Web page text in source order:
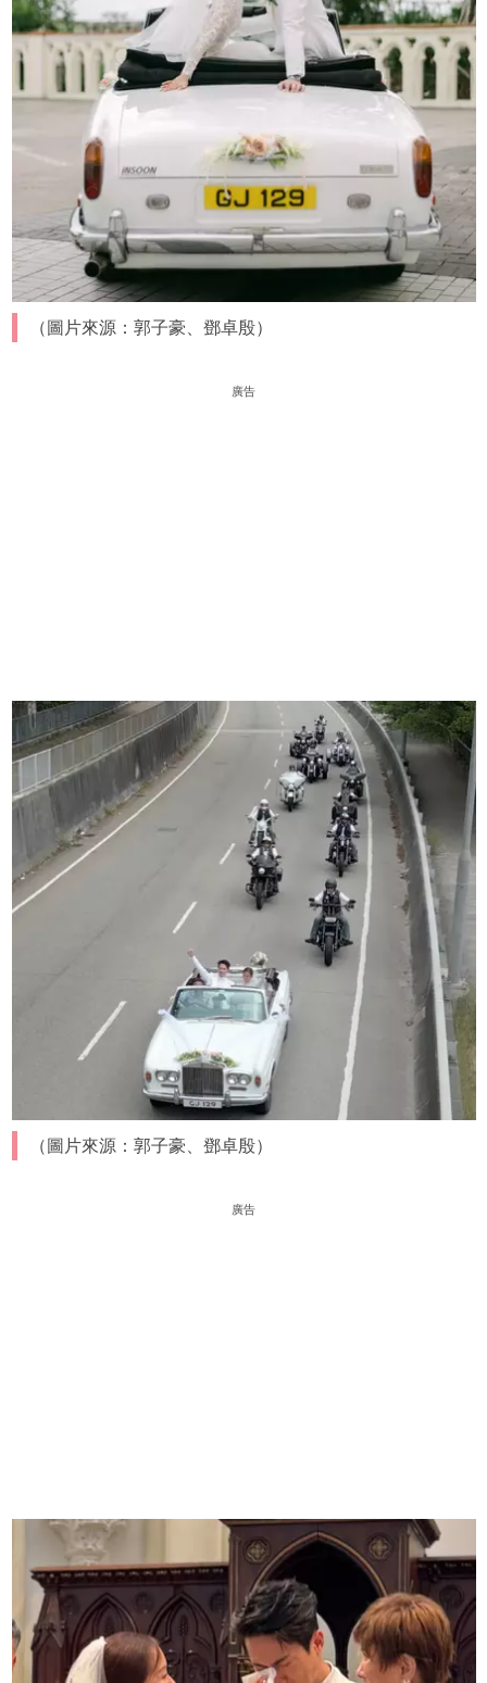
（圖片來源：郭子豪、鄧卓殷）
廣告
（圖片來源：郭子豪、鄧卓殷）
廣告